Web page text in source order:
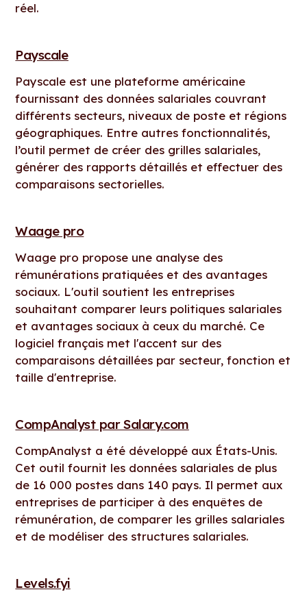
réel.
Payscale
Payscale est une plateforme américaine
fournissant des données salariales couvrant
différents secteurs, niveaux de poste et régions
géographiques. Entre autres fonctionnalités,
l’outil permet de créer des grilles salariales,
générer des rapports détaillés et effectuer des
comparaisons sectorielles.
Waage pro
Waage pro propose une analyse des
rémunérations pratiquées et des avantages
sociaux. L'outil soutient les entreprises
souhaitant comparer leurs politiques salariales
et avantages sociaux à ceux du marché. Ce
logiciel français met l'accent sur des
comparaisons détaillées par secteur, fonction et
taille d'entreprise.
CompAnalyst par Salary.com
CompAnalyst a été développé aux États-Unis.
Cet outil fournit les données salariales de plus
de 16 000 postes dans 140 pays. Il permet aux
entreprises de participer à des enquêtes de
rémunération, de comparer les grilles salariales
et de modéliser des structures salariales.
Levels.fyi